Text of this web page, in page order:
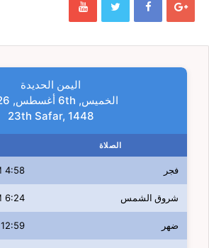
اليمن الحديدة
الخميس, 6th أغسطس, 2026
23th Safar, 1448
الصلاة
فجر 4:58 AM
شروق الشمس 6:24 AM
ضهر 12:59 PM